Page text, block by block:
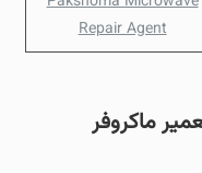
Repair Agent
ماکروفر